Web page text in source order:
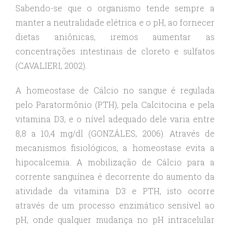
Sabendo-se que o organismo tende sempre a
manter a neutralidade elétrica e o pH, ao fornecer
dietas aniônicas, iremos aumentar as
concentrações intestinais de cloreto e sulfatos
(CAVALIERI, 2002).
A homeostase de Cálcio no sangue é regulada
pelo Paratormônio (PTH), pela Calcitocina e pela
vitamina D3, e o nível adequado dele varia entre
8,8 a 10,4 mg/dl (GONZÁLES, 2006). Através de
mecanismos fisiológicos, a homeostase evita a
hipocalcemia. A mobilização de Cálcio para a
corrente sanguínea é decorrente do aumento da
atividade da vitamina D3 e PTH, isto ocorre
através de um processo enzimático sensível ao
pH, onde qualquer mudança no pH intracelular